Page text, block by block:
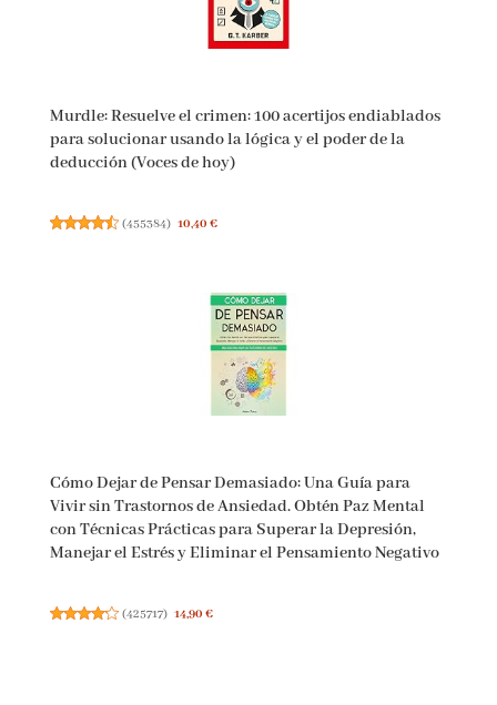
endiablados para solucionar usando la lógica y el
poder de la deducción (Voces de hoy)
Vivir sin Trastornos de Ansiedad. Obtén Paz Mental
con Técnicas Prácticas para Superar la Depresión,
Manejar el Estrés y Eliminar el Pensamiento
Negativo
(425717) 14,90 €